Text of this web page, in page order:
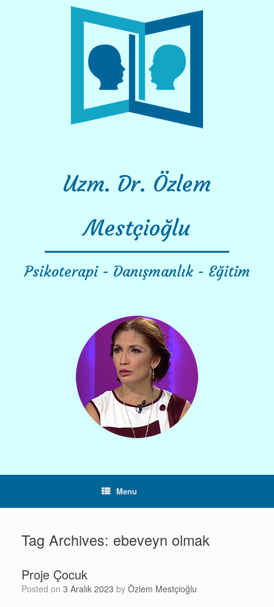
Uzm. Dr. Özlem
Mestçioğlu
Psikoterapi - Danışmanlık - Eğitim
Menu
Tag Archives: ebeveyn olmak
Proje Çocuk
Posted on 3 Aralık 2023 by Özlem Mestçioğlu